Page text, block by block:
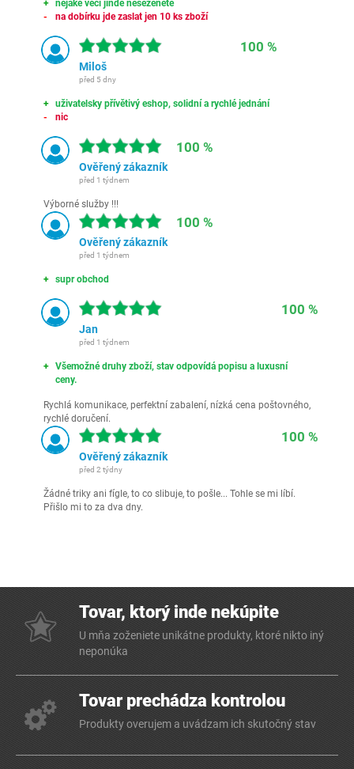
nějaké věci jinde neseženete
na dobírku jde zaslat jen 10 ks zboží
100 %
Miloš
před 5 dny
uživatelsky přívětivý eshop, solidní a rychlé jednání
nic
100 %
Ověřený zákazník
před 1 týdnem
Výborné služby !!!
100 %
Ověřený zákazník
před 1 týdnem
supr obchod
100 %
Jan
před 1 týdnem
Všemožné druhy zboží, stav odpovídá popisu a luxusní
ceny.
Rychlá komunikace, perfektní zabalení, nízká cena poštovného,
rychlé doručení.
100 %
Ověřený zákazník
před 2 týdny
Žádné triky ani fígle, to co slibuje, to pošle... Tohle se mi líbí.
Přišlo mi to za dva dny.
Tovar, ktorý inde nekúpite
U mňa zoženiete unikátne produkty, ktoré nikto iný
neponúka
Tovar prechádza kontrolou
Produkty overujem a uvádzam ich skutočný stav